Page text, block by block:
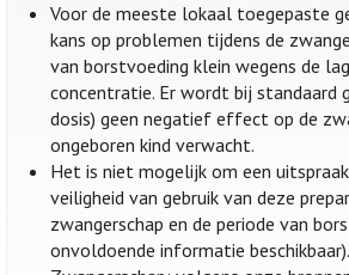
Voor de meeste lokaal toegepaste
kans op problemen tijdens de
van borstvoeding klein wegens de
concentratie. Er wordt bij standaard
dosis) geen negatief effect op de
ongeboren kind verwacht.
Het is niet mogelijk om een
veiligheid van gebruik van deze
zwangerschap en de periode van
onvoldoende informatie beschikbaar).